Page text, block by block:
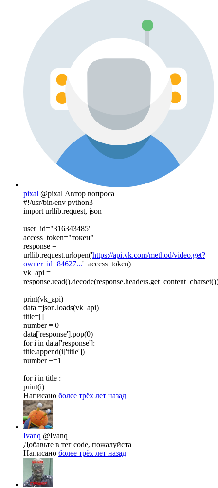
pixal @pixal Автор вопроса
#!/usr/bin/env python3
import urllib.request, json
user_id="316343485"
access_token="токен"
response =
urllib.request.urlopen('https://api.vk.com/method/video.get?
owner_id=84627...'+access_token)
vk_api =
response.read().decode(response.headers.get_content_charset())
print(vk_api)
data =json.loads(vk_api)
title=[]
number = 0
data['response'].pop(0)
for i in data['response']:
title.append(i['title'])
number +=1
for i in title :
print(i)
Написано более трёх лет назад
Ivanq @Ivanq
Добавьте в тег code, пожалуйста
Написано более трёх лет назад